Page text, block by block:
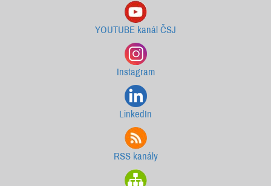
YOUTUBE kanál ČSJ
Instagram
LinkedIn
RSS kanály